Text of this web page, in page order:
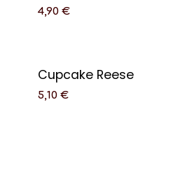
4,90€
Cupcake Reese
5,10€